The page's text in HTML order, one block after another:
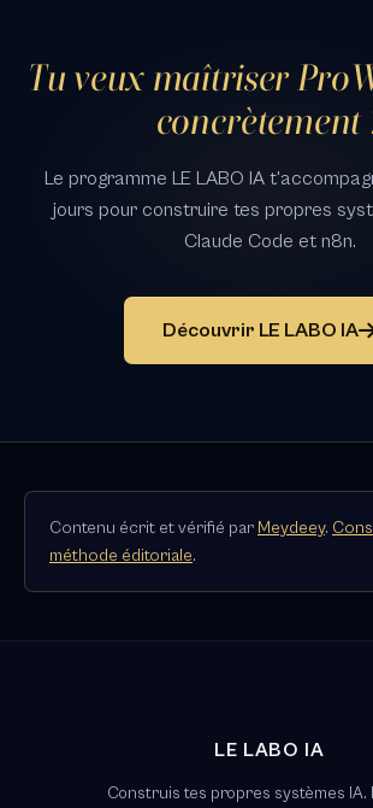
Tu veux maîtriser
concrètement
Le programme LE LABO IA
jours pour construire tes propres
Claude Code et n8n.
Découvrir LE LABO IA
Contenu écrit et vérifié par Meydeey.
méthode éditoriale.
LE LABO IA
Construis tes propres systèmes IA.